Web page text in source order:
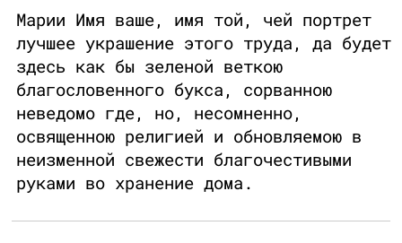
Марии Имя ваше, имя той, чей портрет
лучшее украшение этого труда, да будет
здесь как бы зеленой веткою
благословенного букса, сорванною
неведомо где, но, несомненно,
освященною религией и обновляемою в
неизменной свежести благочестивыми
руками во хранение дома.